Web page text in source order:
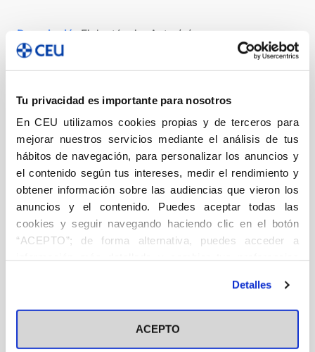
Tu privacidad es importante para nosotros
En CEU utilizamos cookies propias y de terceros para
mejorar nuestros servicios mediante el análisis de tus
hábitos de navegación, para personalizar los anuncios y
el contenido según tus intereses, medir el rendimiento y
obtener información sobre las audiencias que vieron los
anuncios y el contenido. Puedes aceptar todas las
cookies y seguir navegando haciendo clic en el botón
“ACEPTO”; de forma alternativa, puedes acceder a
en el botón "Personalizar". Para más información puedes
visitar nuestra Política de Cookies
Detalles
ACEPTO
Descripción Ficha técnica Autor/a/es
Política
La corrección política se ha convertido ya en la
megaideología de nuestro tiempo con todas las
características de una pseudoreligión. Ese conjunto de
discursos procedentes de la ideología de género, de la
versión más radical del feminismo, del ecologismo
catastrofista, del migracionismo, la multiculturalidad y
el revisionismo histórico, que conducen a una condena
basa en la radical negación de la trascendencia y en el
deseo de alumbrar una nueva sociedad, una nueva
tierra en la que el hombre ya no es el centro de nada,
sino que se disuelve en ella como un elemento más,